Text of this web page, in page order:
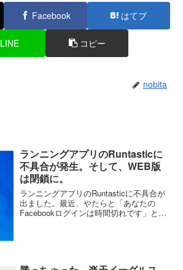
Facebook はてブ
LINE コピー
nobita
ランニングアプリのRuntasticに
不具合が発生。そして、WEB版
は閉鎖に。
ランニングアプリのRuntasticに不具合が
出ました。最近、やたらと「あなたの
Facebookログインは時間切れです」とい